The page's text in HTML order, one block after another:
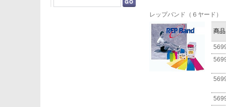
レップバンド（６ヤード）
商